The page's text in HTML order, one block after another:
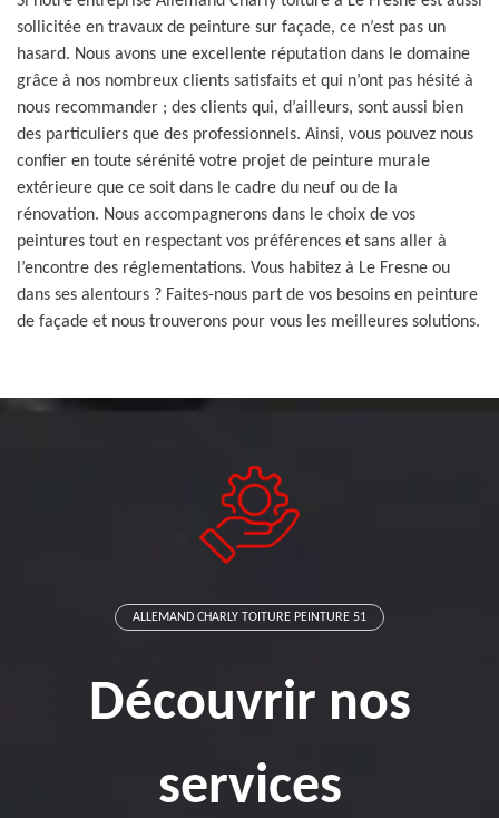
sollicitée en travaux de peinture sur façade, ce n’est pas un
hasard. Nous avons une excellente réputation dans le domaine
grâce à nos nombreux clients satisfaits et qui n’ont pas hésité à
nous recommander ; des clients qui, d’ailleurs, sont aussi bien
des particuliers que des professionnels. Ainsi, vous pouvez nous
confier en toute sérénité votre projet de peinture murale
extérieure que ce soit dans le cadre du neuf ou de la
rénovation. Nous accompagnerons dans le choix de vos
peintures tout en respectant vos préférences et sans aller à
l’encontre des réglementations. Vous habitez à Le Fresne ou
dans ses alentours ? Faites-nous part de vos besoins en peinture
de façade et nous trouverons pour vous les meilleures solutions.
ALLEMAND CHARLY TOITURE PEINTURE 51
Découvrir nos
services